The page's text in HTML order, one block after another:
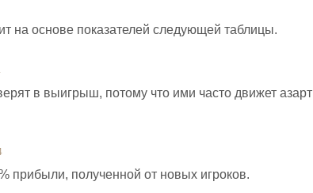
на основе показателей следующей таблицы.
в выигрыш, потому что ими часто движет азарт
прибыли, полученной от новых игроков.